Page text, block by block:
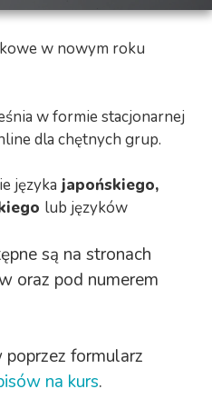
w nowym roku
w formie stacjonarnej
dla chętnych grup.
języka japońskiego,
lub języków
są na stronach
oraz pod numerem
formularz
na kurs.